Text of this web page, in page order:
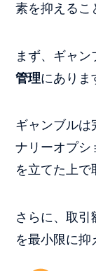
素を抑えるこ
まず、ギャン
管理にありま
ギャンブルは
ナリーオプシ
を立てた上で
さらに、取引
を最小限に抑